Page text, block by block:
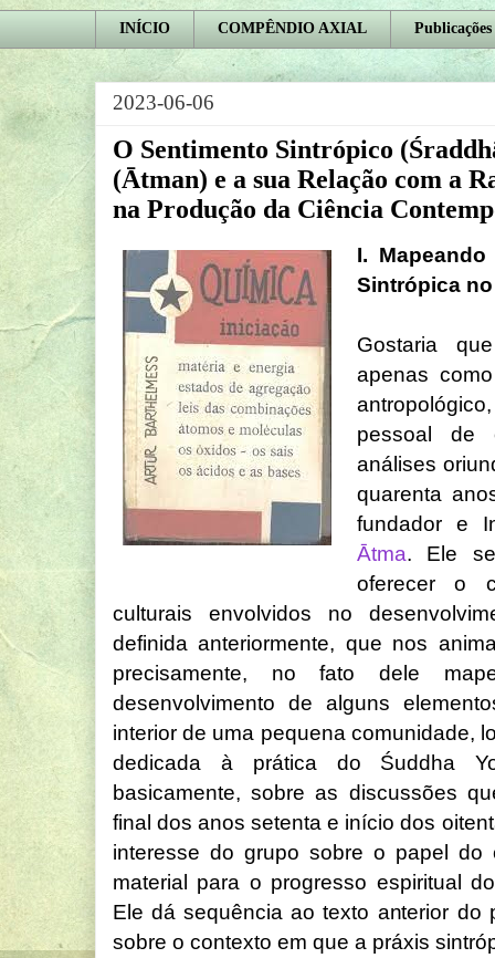
INÍCIO COMPÊNDIO AXIAL Publicações
2023-06-06
O Sentimento Sintrópico
(Ātman) e a sua Relação com a
na Produção da Ciência
I.
Sintrópica
Gostaria
apenas
pessoal de
análises
quarenta
fundador e
Ātma. Ele
oferecer o
culturais envolvidos no
definida anteriormente, que nos
precisamente, no fato dele
desenvolvimento de alguns
interior de uma pequena comunidade,
dedicada à prática do Śuddha
basicamente, sobre as discussões
final dos anos setenta e início dos
interesse do grupo sobre o papel do
material para o progresso espiritual
Ele dá sequência ao texto anterior do
sobre o contexto em que a práxis